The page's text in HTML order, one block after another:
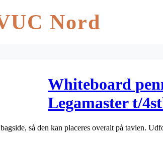
Nord
Whiteboard
Legamaster t/
så den kan placeres overalt på tavlen.